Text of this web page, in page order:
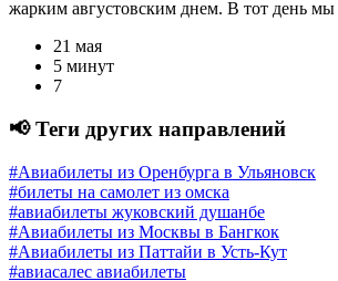
жарким августовским днем. В тот день мы
21 мая
5 минут
7
📢 Теги других направлений
#Авиабилеты из Оренбурга в Ульяновск
#билеты на самолет из омска
#авиабилеты жуковский душанбе
#Авиабилеты из Москвы в Бангкок
#Авиабилеты из Паттайи в Усть-Кут
#авиасалес авиабилеты